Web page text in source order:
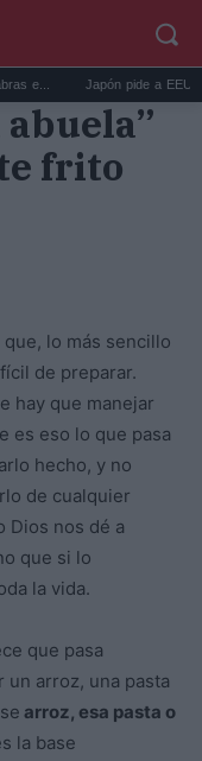
Japón pide a EEUU que
abuela”
frito
lo más sencillo
de preparar.
hay que manejar
es eso lo que pasa
hecho, y no
de cualquier
Dios nos dé a
que si lo
la vida.
que pasa
un arroz, una pasta
arroz, esa pasta o
la base